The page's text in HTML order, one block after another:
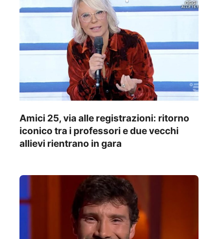
Amici 25, via alle registrazioni: ritorno
iconico tra i professori e due vecchi
allievi rientrano in gara